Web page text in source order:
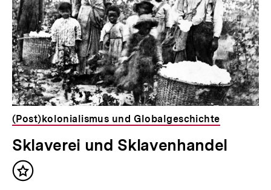
(Post)kolonialismus und Globalgeschichte
Sklaverei und Sklavenhandel
Inhalt